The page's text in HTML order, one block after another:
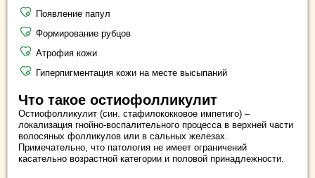
Появление папул
Формирование рубцов
Атрофия кожи
Гиперпигментация кожи на месте высыпаний
Что такое остиофолликулит
Остиофолликулит (син. стафилококковое импетиго) –
локализация гнойно-воспалительного процесса в верхней части
волосяных фолликулов или в сальных железах.
Примечательно, что патология не имеет ограничений
касательно возрастной категории и половой принадлежности.